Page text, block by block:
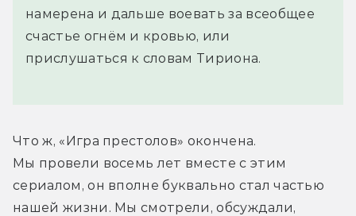
намерена и дальше воевать за всеобщее
счастье огнём и кровью, или
прислушаться к словам Тириона.
Что ж, «Игра престолов» окончена.
Мы провели восемь лет вместе с этим
сериалом, он вполне буквально стал частью
нашей жизни. Мы смотрели, обсуждали,